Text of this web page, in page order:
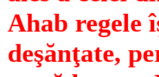
Ahab regele
deşănţate,